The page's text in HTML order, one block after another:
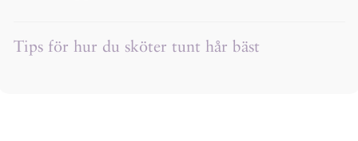
Tips för hur du sköter tunt hår bäst